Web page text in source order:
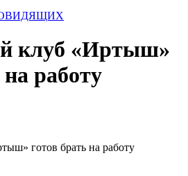
клуб «Иртыш»
работу